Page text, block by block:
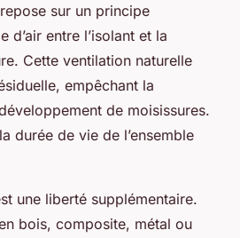
sur un principe
d’air entre l’isolant et la
Cette ventilation naturelle
empêchant la
de moisissures.
durée de vie de l’ensemble
une liberté supplémentaire.
bois, composite, métal ou